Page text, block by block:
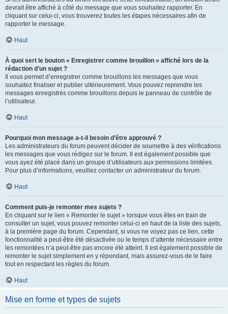
devrait être affiché à côté du message que vous souhaitez rapporter. En
cliquant sur celui-ci, vous trouverez toutes les étapes nécessaires afin de
rapporter le message.
Haut
À quoi sert le bouton « Enregistrer comme brouillon » affiché lors de la
rédaction d’un sujet ?
Il vous permet d’enregistrer comme brouillons les messages que vous
souhaitez finaliser et publier ultérieurement. Vous pouvez reprendre les
messages enregistrés comme brouillons depuis le panneau de contrôle de
l’utilisateur.
Haut
Pourquoi mon message a-t-il besoin d’être approuvé ?
Les administrateurs du forum peuvent décider de soumettre à des vérifications
les messages que vous rédigez sur le forum. Il est également possible que
vous ayez été placé dans un groupe d’utilisateurs aux permissions limitées.
Pour plus d’informations, veuillez contacter un administrateur du forum.
Haut
Comment puis-je remonter mes sujets ?
En cliquant sur le lien « Remonter le sujet » lorsque vous êtes en train de
consulter un sujet, vous pouvez remonter celui-ci en haut de la liste des sujets,
à la première page du forum. Cependant, si vous ne voyez pas ce lien, cette
fonctionnalité a peut-être été désactivée ou le temps d’attente nécessaire entre
les remontées n’a peut-être pas encore été atteint. Il est également possible de
remonter le sujet simplement en y répondant, mais assurez-vous de le faire
tout en respectant les règles du forum.
Haut
Mise en forme et types de sujets